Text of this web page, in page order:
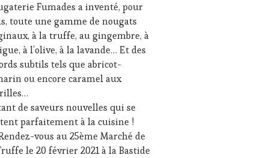
Jacques Gallet – Sculpteur
,
,
,
Fumades a inventé, pour
toute une gamme de nougats
à la truffe, au gingembre, à
à l’olive, à la lavande… Et des
subtils tels que abricot-
ou encore caramel aux
de saveurs nouvelles qui se
parfaitement à la cuisine !
vous au 25ème Marché de
le 20 février 2021 à la Bastide